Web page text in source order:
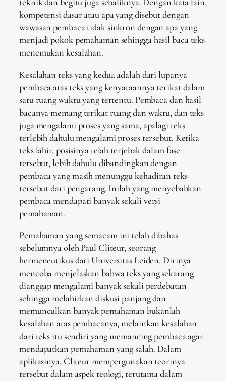
kompetensi dasar atau apa yang disebut dengan
wawasan pembaca tidak sinkron dengan apa yang
menjadi pokok pemahaman sehingga hasil baca teks
menemukan kesalahan.
Kesalahan teks yang kedua adalah dari lupanya
pembaca atas teks yang kenyataannya terikat dalam
satu ruang waktu yang tertentu. Pembaca dan hasil
bacanya memang terikat ruang dan waktu, dan teks
juga mengalami proses yang sama, apalagi teks
terlebih dahulu mengalami proses tersebut. Ketika
teks lahir, posisinya telah terjebak dalam fase
tersebut, lebih dahulu dibandingkan dengan
pembaca yang masih menunggu kehadiran teks
tersebut dari pengarang. Inilah yang menyebabkan
pembaca mendapati banyak sekali versi
pemahaman.
Pemahaman yang semacam ini telah dibahas
sebelumnya oleh Paul Cliteur, seorang
hermeneutikus dari Universitas Leiden. Dirinya
mencoba menjelaskan bahwa teks yang sekarang
dianggap mengalami banyak sekali perdebatan
sehingga melahirkan diskusi panjang dan
memunculkan banyak pemahaman bukanlah
kesalahan atas pembacanya, melainkan kesalahan
dari teks itu sendiri yang memancing pembaca agar
mendapatkan pemahaman yang salah. Dalam
aplikasinya, Cliteur mempergunakan teorinya
tersebut dalam aspek teologi, terutama dalam